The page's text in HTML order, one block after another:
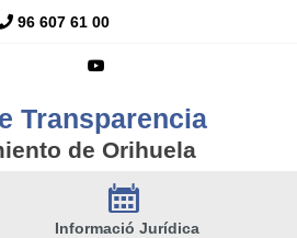
96 607 61 00
Transparencia
de Orihuela
E
Informació Jurídica